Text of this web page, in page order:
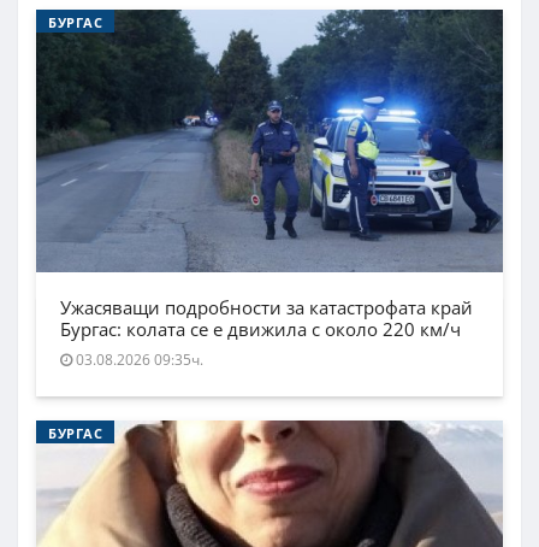
БУРГАС
Ужасяващи подробности за катастрофата край
Бургас: колата се е движила с около 220 км/ч
03.08.2026 09:35ч.
БУРГАС